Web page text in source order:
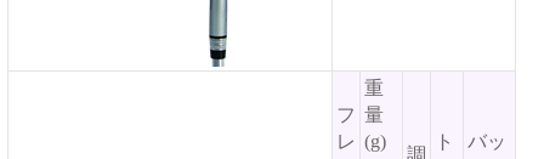
フ
レ
重
量
(g)
ト
バッ